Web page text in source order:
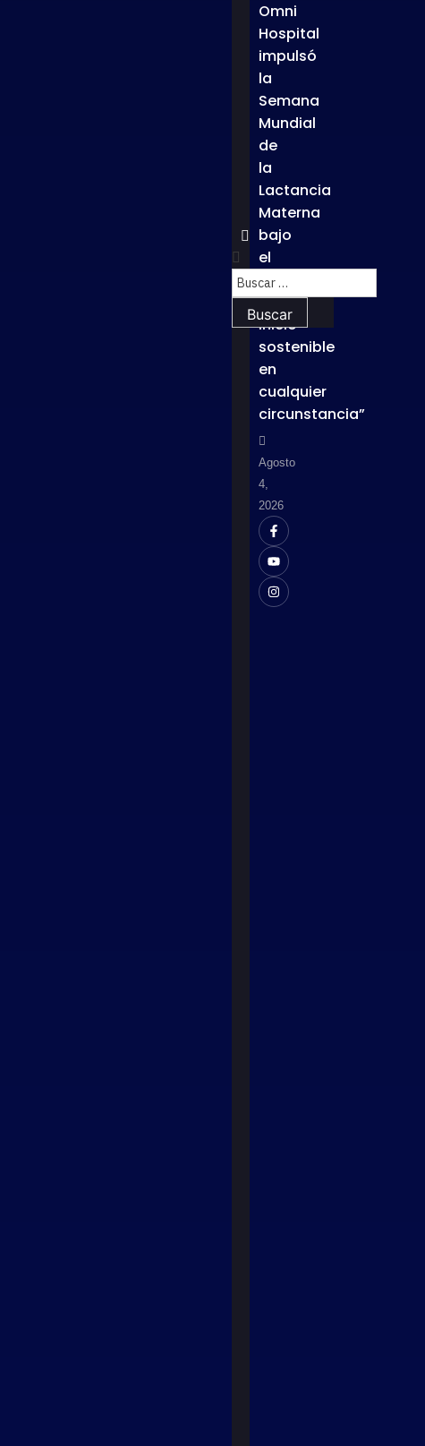
Omni
Hospital
impulsó
la
Semana
Mundial
de
la
Lactancia
Materna
bajo
el
lema
“Un
inicio
sostenible
en
cualquier
circunstancia”
Agosto
4,
2026